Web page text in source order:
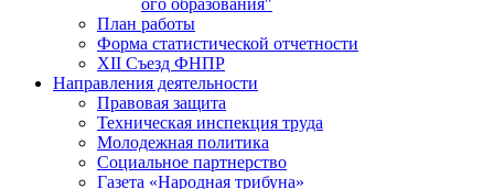
План работы
Форма статистической отчетности
XII Съезд ФНПР
Направления деятельности
Правовая защита
Техническая инспекция труда
Молодежная политика
Социальное партнерство
Газета «Народная трибуна»